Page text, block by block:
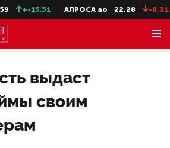
+-15.51 АЛРОСА ао 22.28 -0.31
выдаст
своим